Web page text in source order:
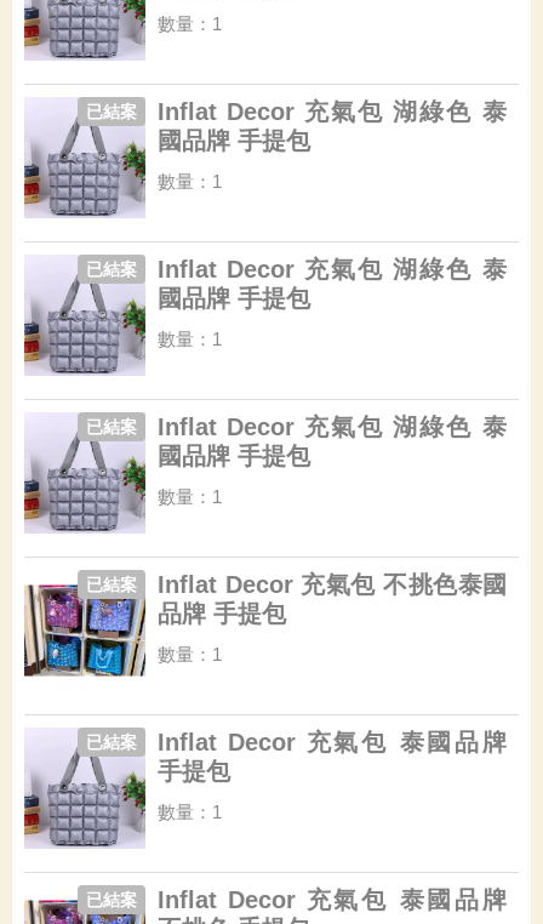
數量：1
Inflat Decor 充氣包 湖綠色 泰
國品牌 手提包
已結案
數量：1
Inflat Decor 充氣包 湖綠色 泰
國品牌 手提包
已結案
數量：1
Inflat Decor 充氣包 湖綠色 泰
國品牌 手提包
已結案
數量：1
Inflat Decor 充氣包 不挑色泰國
品牌 手提包
已結案
數量：1
Inflat Decor 充氣包 泰國品牌
手提包
已結案
數量：1
Inflat Decor 充氣包 泰國品牌
已結案